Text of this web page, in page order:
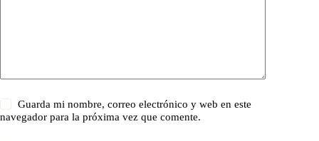
Guarda mi nombre, correo electrónico y web en este
navegador para la próxima vez que comente.